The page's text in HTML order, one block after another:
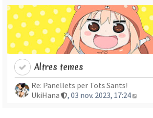
Altres temes
Re: Panellets per Tots Sants!
UkiHana
, 03 nov. 2023, 17:24